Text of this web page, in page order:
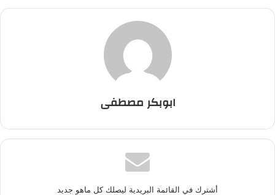
ابوبكر مصطفى
أشترك في القائمة البريدية ليصلك كل ماهو جديد